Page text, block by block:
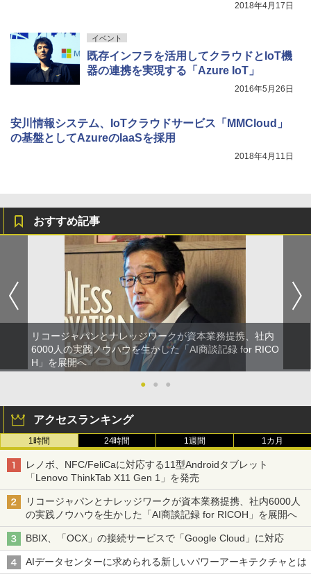
2018年4月17日
イベント
既存インフラを活用してクラウドとIoT機
器の連携を実現する「Azure IoT」
2016年5月26日
安川情報システム、IoTクラウドサービス「MMCloud」
の基盤としてAzureのIaaSを採用
2018年4月11日
おすすめ記事
リコージャパンとナレッジワークが資本業務提携、社内
6000人の実践ノウハウを生かした「AI商談記録 for RICO
H」を展開へ
●
● ●
アクセスランキング
1時間 24時間 1週間 1カ月
レノボ、NFC/FeliCaに対応する11型Androidタブレット
「Lenovo ThinkTab X11 Gen 1」を発売
リコージャパンとナレッジワークが資本業務提携、社内6000人
の実践ノウハウを生かした「AI商談記録 for RICOH」を展開へ
BBIX、「OCX」の接続サービスで「Google Cloud」に対応
AIデータセンターに求められる新しいパワーアーキテクチャとは